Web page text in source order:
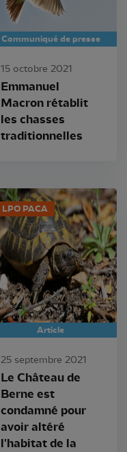
Communiqué de presse
15 octobre 2021
Emmanuel
Macron rétablit
les chasses
traditionnelles
LPO PACA
Article
25 septembre 2021
Le Château de
Berne est
condamné pour
avoir altéré
l'habitat de la